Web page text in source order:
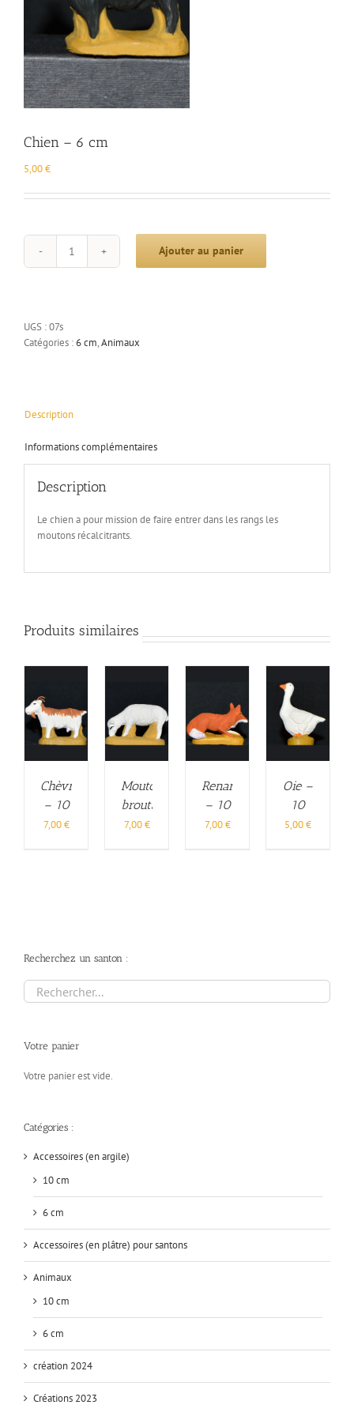
Chien – 6 cm
5,00€
quantité
cm
Ajouter au panier
UGS :07s
Catégories :6 cm,Animaux
Description
Informations complémentaires
Description
Le chien a pour mission de faire entrer dans les rangs les
moutons récalcitrants.
Produits similaires
Chèvre
– 10
cm
7,00€
Mouton
broutant
– 10
7,00€
Renard
– 10
cm
7,00€
Oie –
10
cm
5,00€
Recherchez un santon :
Votre panier
Votre panier est vide.
Catégories :
Accessoires (en argile)
10 cm
6 cm
Accessoires (en plâtre) pour santons
Animaux
10 cm
6 cm
création 2024
Créations 2023